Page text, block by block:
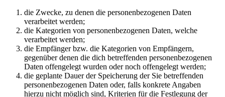
die Zwecke, zu denen die personenbezogenen Daten
verarbeitet werden;
die Kategorien von personenbezogenen Daten, welche
verarbeitet werden;
die Empfänger bzw. die Kategorien von Empfängern,
gegenüber denen die dich betreffenden personenbezogenen
Daten offengelegt wurden oder noch offengelegt werden;
die geplante Dauer der Speicherung der Sie betreffenden
personenbezogenen Daten oder, falls konkrete Angaben
hierzu nicht möglich sind, Kriterien für die Festlegung der